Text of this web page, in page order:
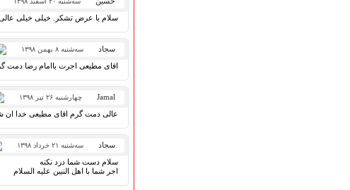
سلام با عرض تشکر. خیلی خیلی
سجاد سه‌شنبه ۸ بهمن ۱۳۹۸
اقای مطیعی اجرت باامام رضا دمت
Jamal چهارشنبه ۲۶ تیر ۱۳۹۸
عالی دمت گرم اقای مطیعی خدا ان
سجاد سه‌شنبه ۲۱ خرداد ۱۳۹۸
سلام دست شما درد نکنه
اجر شما با اهل النبین علیه السلام